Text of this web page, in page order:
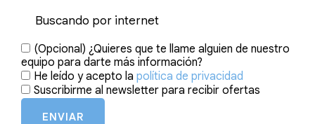
(Opcional) ¿Quieres que te llame alguien de nuestro
equipo para darte más información?
He leído y acepto la política de privacidad
Suscribirme al newsletter para recibir ofertas
ENVIAR